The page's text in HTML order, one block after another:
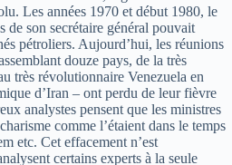
Les années 1970 et début 1980, le
de son secrétaire général pouvait
pétroliers. Aujourd’hui, les réunions
douze pays, de la très
très révolutionnaire Venezuela en
d’Iran – ont perdu de leur fièvre
analystes pensent que les ministres
comme l’étaient dans le temps
etc. Cet effacement n’est
certains experts à la seule